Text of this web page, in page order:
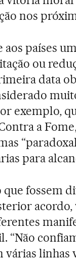
nos
países
ou
data
exemplo,
a
para
fossem
“Não
várias linhas